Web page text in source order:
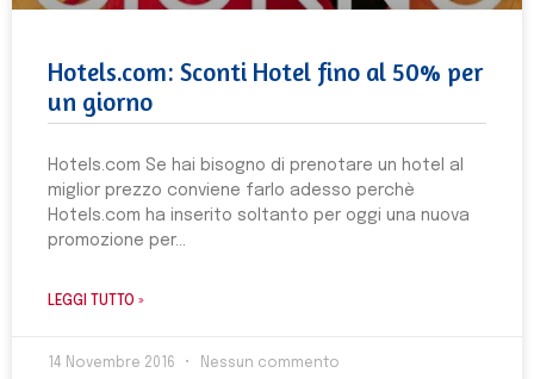
Hotels.com: Sconti Hotel fino al 50% per
un giorno
Hotels.com Se hai bisogno di prenotare un hotel al
miglior prezzo conviene farlo adesso perchè
Hotels.com ha inserito soltanto per oggi una nuova
promozione per
LEGGI TUTTO »
14 Novembre 2016 Nessun commento